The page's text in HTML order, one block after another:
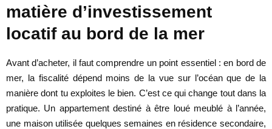
matière d’investissement
locatif au bord de la mer
Avant d’acheter, il faut comprendre un point essentiel : en bord de
mer, la fiscalité dépend moins de la vue sur l’océan que de la
manière dont tu exploites le bien. C’est ce qui change tout dans la
pratique. Un appartement destiné à être loué meublé à l’année,
une maison utilisée quelques semaines en résidence secondaire,